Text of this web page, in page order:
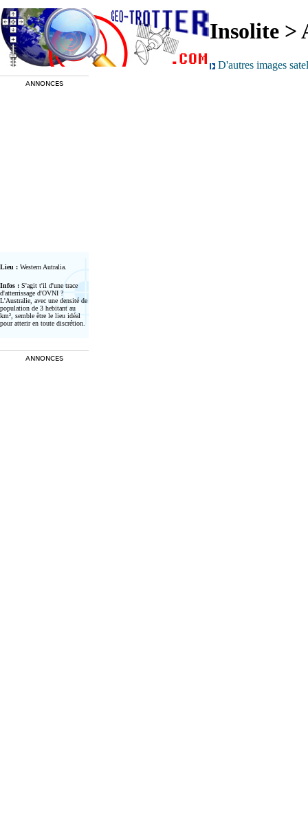
Insolite >
D'autres images
ANNONCES
Lieu : Western Autralia.
Infos : S'agit t'il d'une trace
d'atterrissage d'OVNI ?
L'Australie, avec une densité de
population de 3 hebitant au
km², semble être le lieu idéal
pour atterir en toute discrétion.
ANNONCES